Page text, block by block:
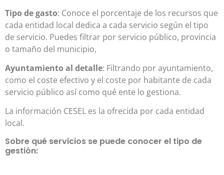
Tipo de gasto: Conoce el porcentaje de los recursos que
cada entidad local dedica a cada servicio según el tipo
de servicio. Puedes filtrar por servicio público, provincia
o tamaño del municipio,
Ayuntamiento al detalle: Filtrando por ayuntamiento,
como el coste efectivo y el coste por habitante de cada
servicio público así como qué ente lo gestiona.
La información CESEL es la ofrecida por cada entidad
local.
Sobre qué servicios se puede conocer el tipo de
gestión: